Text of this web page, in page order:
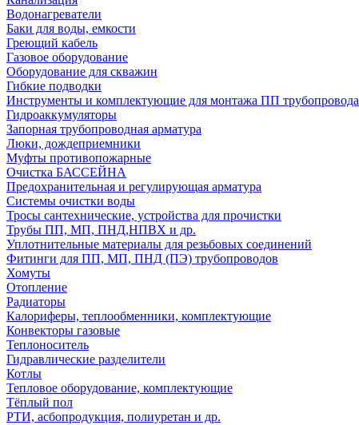
Водонагреватели
Баки для воды, емкости
Греющий кабель
Газовое оборудование
Оборудование для скважин
Гибкие подводки
Инструменты и комплектующие для монтажа ПП трубопровода
Гидроаккумуляторы
Запорная трубопроводная арматура
Люки, дождеприемники
Муфты противопожарные
Очистка БАССЕЙНА
Предохранительная и регулирующая арматура
Системы очистки воды
Тросы сантехнические, устройства для прочистки
Трубы ПП, МП, ПНД,НПВХ и др.
Уплотнительные материалы для резьбовых соединений
Фитинги для ПП, МП, ПНД (ПЭ) трубопроводов
Хомуты
Отопление
Радиаторы
Калориферы, теплообменники, комплектующие
Конвекторы газовые
Теплоноситель
Гидравлические разделители
Котлы
Тепловое оборудование, комплектующие
Тёплый пол
РТИ, асбопродукция, полиуретан и др.